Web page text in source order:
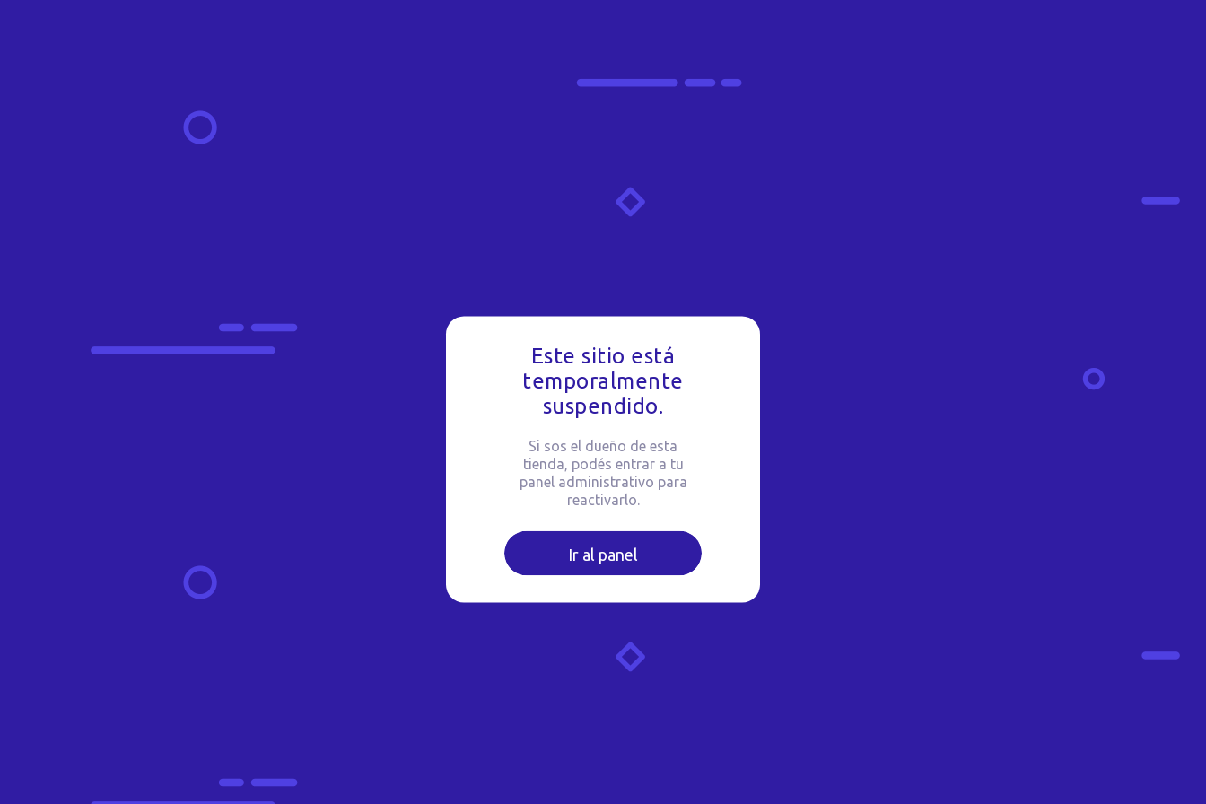
Este sitio está
temporalmente
suspendido.
Si sos el dueño de esta
tienda, podés entrar a tu
panel administrativo para
reactivarlo.
Ir al panel